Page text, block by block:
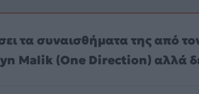
τα συναισθήματα της από
Malik (One Direction) αλλά